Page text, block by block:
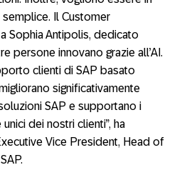
Il Customer
Sophia Antipolis, dedicato
persone innovano grazie all’AI.
clienti di SAP basato
significativamente
SAP e supportano i
dei nostri clienti”, ha
Vice President, Head of